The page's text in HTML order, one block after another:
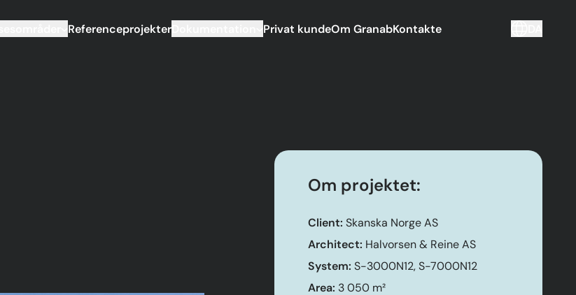
ReferenceprojekterDokumentation Privat kundeOm GranabKontakte
Om projektet:
Client:Skanska Norge AS
Architect: Halvorsen & Reine AS
System:S-3000N12, S-7000N12
Area: 3 050 m²